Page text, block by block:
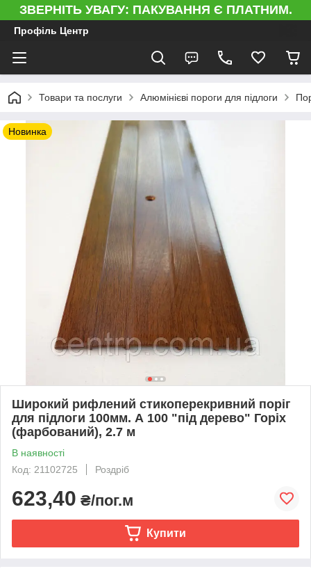
ЗВЕРНІТЬ УВАГУ: ПАКУВАННЯ Є ПЛАТНИМ.
Профіль Центр
Товари та послуги Алюмінієві пороги для підлоги
Новинка
Широкий рифлений стикоперекривний поріг
для підлоги 100мм. А 100 "під дерево" Горіх
(фарбований), 2.7 м
В наявності
Код: 21102725
Роздріб
623,40 ₴/пог.м
Купити